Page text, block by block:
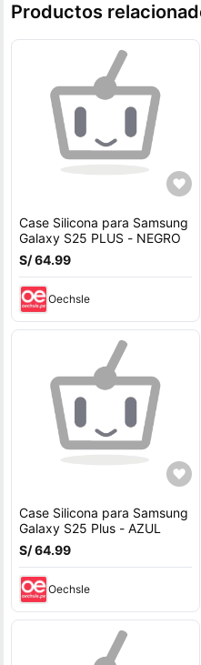
Productos
Case Silicona para Samsung
Galaxy S25 PLUS - NEGRO
S/ 64.99
Oechsle
Case Silicona para Samsung
Galaxy S25 Plus - AZUL
S/ 64.99
Oechsle